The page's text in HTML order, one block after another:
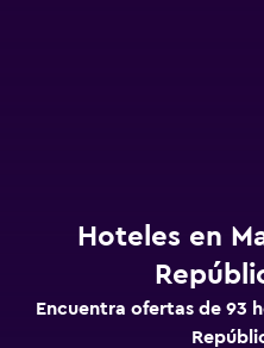
Hoteles en
Encuentra ofertas de 93